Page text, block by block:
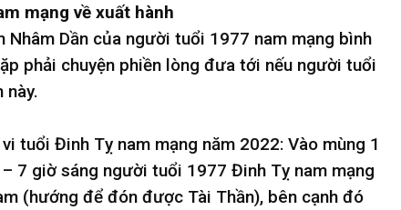
mạng về xuất hành
Nhâm Dần của người tuổi 1977 nam mạng bình
phải chuyện phiền lòng đưa tới nếu người tuổi
này.
tuổi Đinh Tỵ nam mạng năm 2022: Vào mùng 1
7 giờ sáng người tuổi 1977 Đinh Tỵ nam mạng
(hướng để đón được Tài Thần), bên cạnh đó